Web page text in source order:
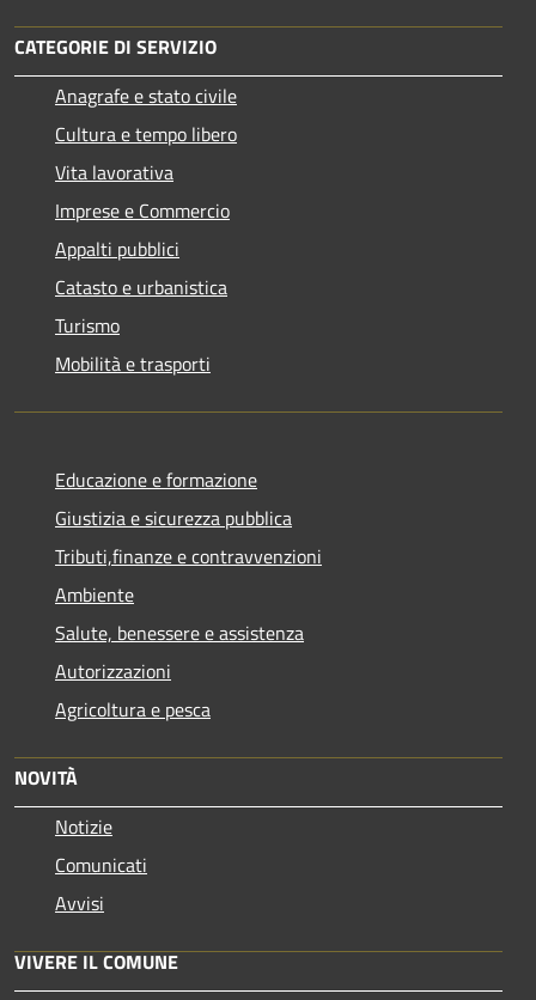
CATEGORIE DI SERVIZIO
Anagrafe e stato civile
Cultura e tempo libero
Vita lavorativa
Imprese e Commercio
Appalti pubblici
Catasto e urbanistica
Turismo
Mobilità e trasporti
Educazione e formazione
Giustizia e sicurezza pubblica
Tributi,finanze e contravvenzioni
Ambiente
Salute, benessere e assistenza
Autorizzazioni
Agricoltura e pesca
NOVITÀ
Notizie
Comunicati
Avvisi
VIVERE IL COMUNE